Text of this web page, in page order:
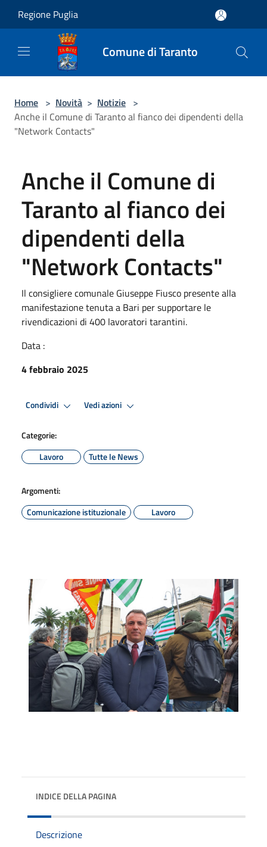
Regione Puglia
Comune di Taranto
Home > Novità > Notizie >
Anche il Comune di Taranto al fianco dei dipendenti della
"Network Contacts"
Anche il Comune di
Taranto al fianco dei
dipendenti della
"Network Contacts"
Il consigliere comunale Giuseppe Fiusco presente alla
manifestazione tenuta a Bari per supportare le
rivendicazioni di 400 lavoratori tarantini.
Data :
4 febbraio 2025
Condividi Vedi azioni
Categorie:
Lavoro
Tutte le News
Argomenti:
Comunicazione istituzionale
Lavoro
INDICE DELLA PAGINA
Descrizione